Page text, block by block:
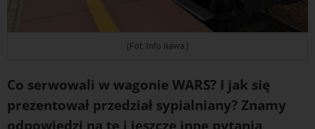
(Fot. Info Iława.)
Co serwowali w wagonie WARS? I jak się
prezentował przedział sypialniany? Znamy
odpowiedzi na te i jeszcze inne pytania